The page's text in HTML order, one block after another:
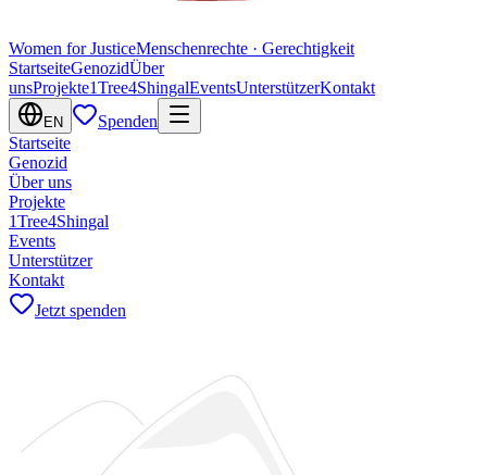
Women for JusticeMenschenrechte · Gerechtigkeit
StartseiteGenozidÜber
unsProjekte1Tree4ShingalEventsUnterstützerKontakt
EN
Spenden
Startseite
Genozid
Über uns
Projekte
1Tree4Shingal
Events
Unterstützer
Kontakt
Jetzt spenden